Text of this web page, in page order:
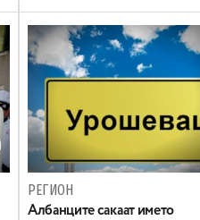
РЕГИОН
Aлбанците сакаат името